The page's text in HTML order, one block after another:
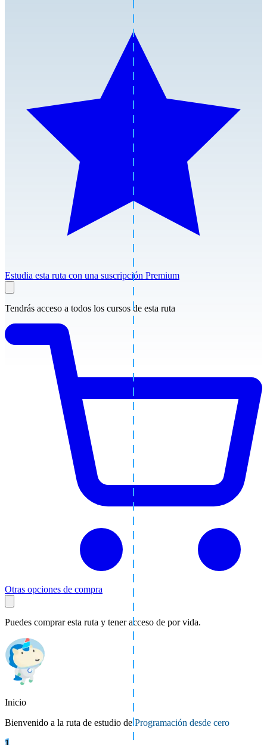
Estudia esta ruta con una suscripción Premium
Tendrás acceso a todos los cursos de esta ruta
Otras opciones de compra
Puedes comprar esta ruta y tener acceso de por vida.
Inicio
Bienvenido a la ruta de estudio de Programación desde cero
1